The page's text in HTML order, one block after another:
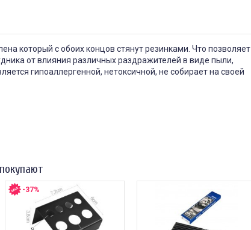
который с обоих концов стянут резинками. Что позволяет
от влияния различных раздражителей в виде пыли,
гипоаллергенной, нетоксичной, не собирает на своей
-37%